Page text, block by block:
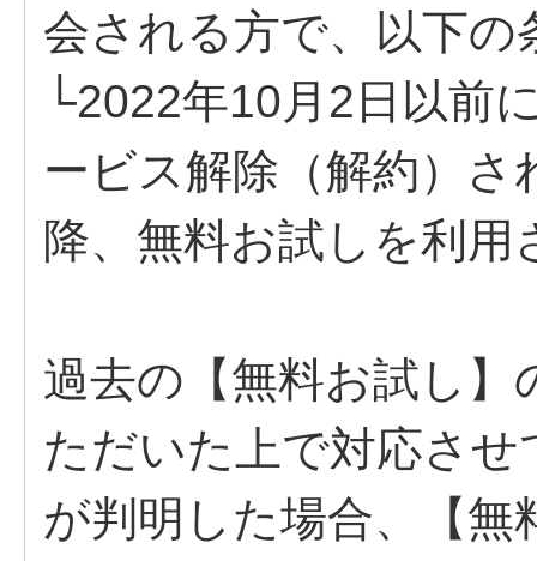
会される方で、以下の
└2022年10月2日以前
ービス解除（解約）
降、無料お試しを利用
過去の【無料お試し
ただいた上で対応さ
が判明した場合、【